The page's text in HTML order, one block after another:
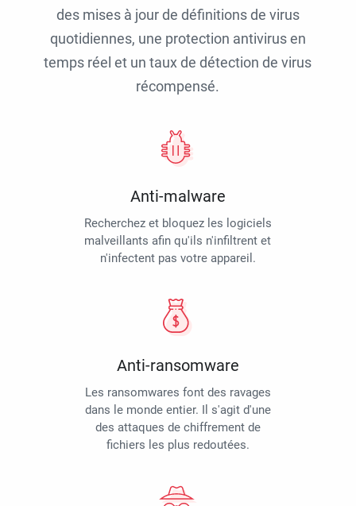
des mises à jour de définitions de virus
quotidiennes, une protection antivirus en
temps réel et un taux de détection de virus
récompensé.
Anti-malware
Recherchez et bloquez les logiciels
malveillants afin qu'ils n'infiltrent et
n'infectent pas votre appareil.
Anti-ransomware
Les ransomwares font des ravages
dans le monde entier. Il s'agit d'une
des attaques de chiffrement de
fichiers les plus redoutées.